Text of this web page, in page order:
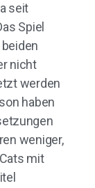
seit
Spiel
nicht
werden
haben
weniger,
mit